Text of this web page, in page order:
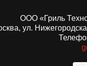
ООО «Гриль
ул.